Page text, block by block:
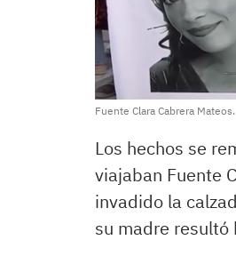
Fuente Clara Cabrera Mateos.
Los hechos se
viajaban Fuente
invadido la
su madre resultó